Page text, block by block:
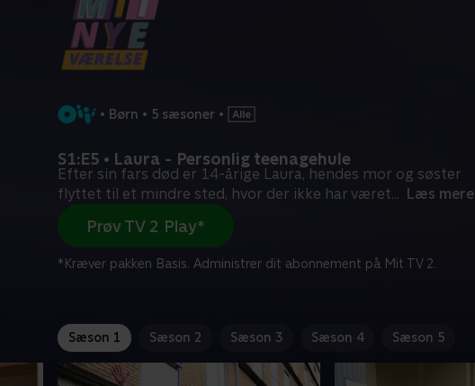
• Børn • 5 sæsoner •
S1:E5 • Laura - Personlig teenagehule
Efter sin fars død er 14-årige Laura, hendes mor og søster
flyttet til et mindre sted, hvor der ikke har været... Læs mere
Prøv TV 2 Play*
*Kræver pakken Basis. Administrer dit abonnement på Mit TV 2.
Sæson 1 Sæson 2 Sæson 3 Sæson 4 Sæson 5